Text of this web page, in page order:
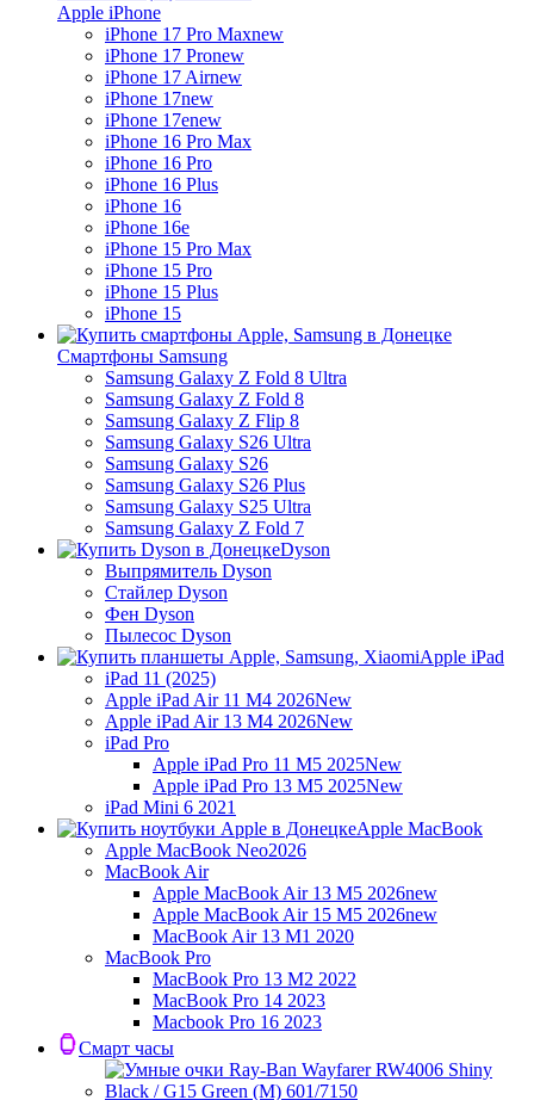
Apple iPhone
iPhone 17 Pro Maxnew
iPhone 17 Pronew
iPhone 17 Airnew
iPhone 17new
iPhone 17enew
iPhone 16 Pro Max
iPhone 16 Pro
iPhone 16 Plus
iPhone 16
iPhone 16e
iPhone 15 Pro Max
iPhone 15 Pro
iPhone 15 Plus
iPhone 15
Смартфоны Samsung
Samsung Galaxy Z Fold 8 Ultra
Samsung Galaxy Z Fold 8
Samsung Galaxy Z Flip 8
Samsung Galaxy S26 Ultra
Samsung Galaxy S26
Samsung Galaxy S26 Plus
Samsung Galaxy S25 Ultra
Samsung Galaxy Z Fold 7
Dyson
Выпрямитель Dyson
Стайлер Dyson
Фен Dyson
Пылесос Dyson
Apple iPad
iPad 11 (2025)
Apple iPad Air 11 M4 2026New
Apple iPad Air 13 M4 2026New
iPad Pro
Apple iPad Pro 11 M5 2025New
Apple iPad Pro 13 M5 2025New
iPad Mini 6 2021
Apple MacBook
Apple MacBook Neo2026
MacBook Air
Apple MacBook Air 13 M5 2026new
Apple MacBook Air 15 M5 2026new
MacBook Air 13 M1 2020
MacBook Pro
MacBook Pro 13 M2 2022
MacBook Pro 14 2023
Macbook Pro 16 2023
Смарт часы